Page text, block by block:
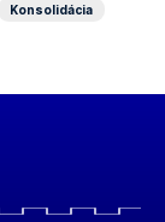
Konsolidácia